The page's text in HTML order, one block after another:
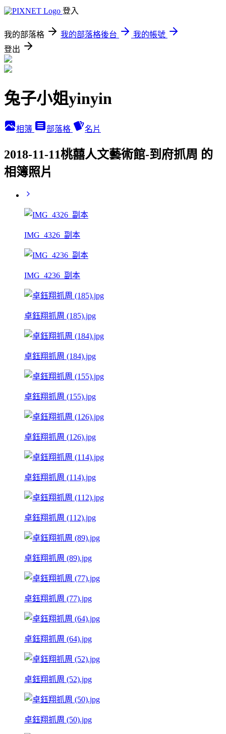
登入
我的部落格 我的部落格後台
我的帳號
登出
兔子小姐yinyin
相簿 部落格 名片
2018-11-11桃囍人文藝術館-到府抓周 的
相簿照片
IMG_4326_副本
IMG_4236_副本
卓鈺翔抓周 (185).jpg
卓鈺翔抓周 (184).jpg
卓鈺翔抓周 (155).jpg
卓鈺翔抓周 (126).jpg
卓鈺翔抓周 (114).jpg
卓鈺翔抓周 (112).jpg
卓鈺翔抓周 (89).jpg
卓鈺翔抓周 (77).jpg
卓鈺翔抓周 (64).jpg
卓鈺翔抓周 (52).jpg
卓鈺翔抓周 (50).jpg